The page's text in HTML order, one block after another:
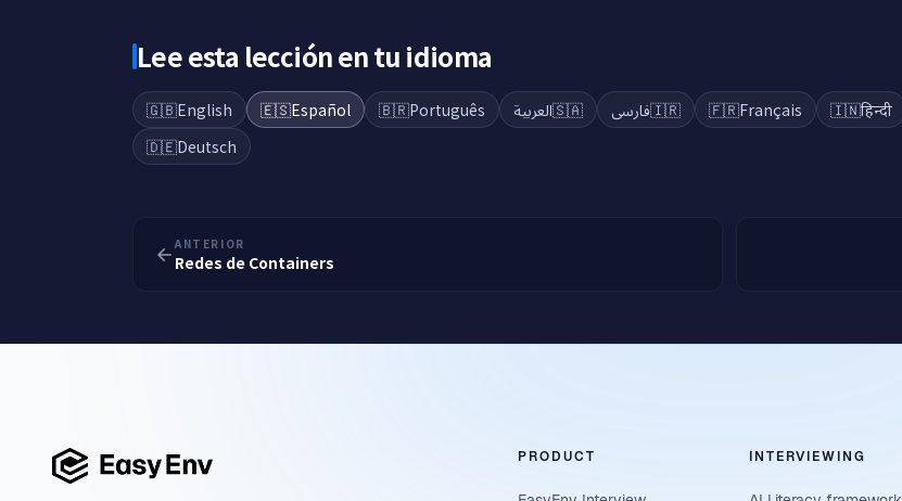
Lee esta lección en tu idioma
🇬🇧English 🇪🇸Español 🇧🇷Português 🇸🇦العربية 🇮🇷فارسی 🇫🇷Français 🇮🇳हिन्दी
🇩🇪Deutsch
ANTERIOR
Redes de Containers
PRODUCT INTERVIEWING